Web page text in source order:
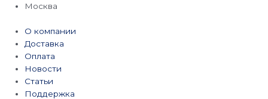
Перейти
содержимому
Москва
О компании
Доставка
Оплата
Новости
Статьи
Поддержка